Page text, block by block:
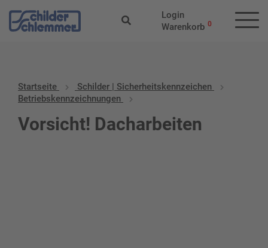
Login
Warenkorb 0
Startseite
Schilder | Sicherheitskennzeichen
Betriebskennzeichnungen
Vorsicht! Dacharbeiten